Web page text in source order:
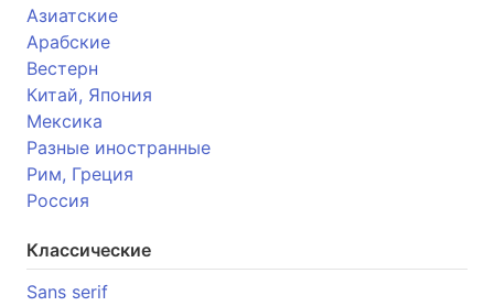
Азиатские
Арабские
Вестерн
Китай, Япония
Мексика
Разные иностранные
Рим, Греция
Россия
Классические
Sans serif